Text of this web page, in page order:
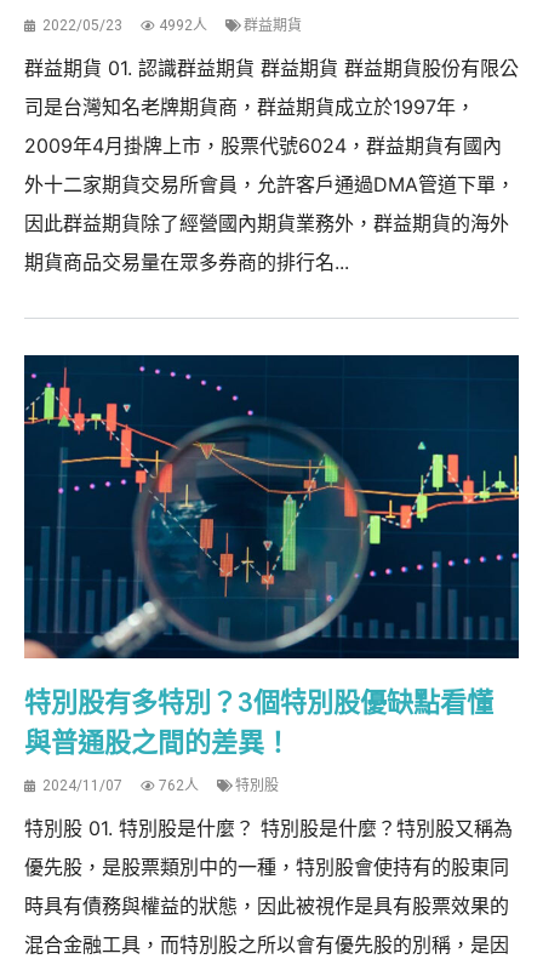
2022/05/23 4992人 群益期貨
群益期貨 01. 認識群益期貨 群益期貨 群益期貨股份有限公
司是台灣知名老牌期貨商，群益期貨成立於1997年，
2009年4月掛牌上市，股票代號6024，群益期貨有國內
外十二家期貨交易所會員，允許客戶通過DMA管道下單，
因此群益期貨除了經營國內期貨業務外，群益期貨的海外
期貨商品交易量在眾多券商的排行名...
特別股有多特別？3個特別股優缺點看懂
與普通股之間的差異！
2024/11/07 762人 特別股
特別股 01. 特別股是什麼？ 特別股是什麼？特別股又稱為
優先股，是股票類別中的一種，特別股會使持有的股東同
時具有債務與權益的狀態，因此被視作是具有股票效果的
混合金融工具，而特別股之所以會有優先股的別稱，是因